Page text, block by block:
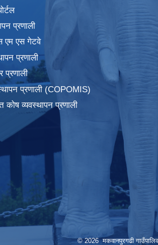
प्रणाली
एम एस गेटवे
प्रणाली
प्रणाली
प्रणाली (COPOMIS)
कोष व्यवस्थापन प्रणाली
© 2026 मकवानपुरगढी